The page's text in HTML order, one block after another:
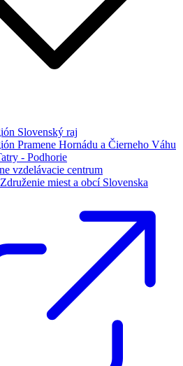
Slovenský raj
Pramene Hornádu a Čierneho Váhu
- Podhorie
vzdelávacie centrum
miest a obcí Slovenska